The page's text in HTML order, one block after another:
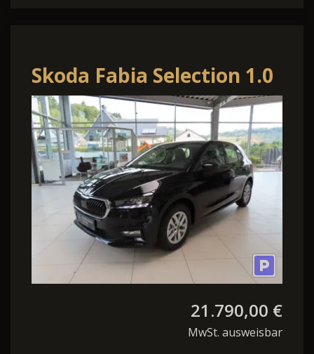
Skoda Fabia Selection 1.0
LM Klima SmartLink
21.790,00 €
MwSt. ausweisbar